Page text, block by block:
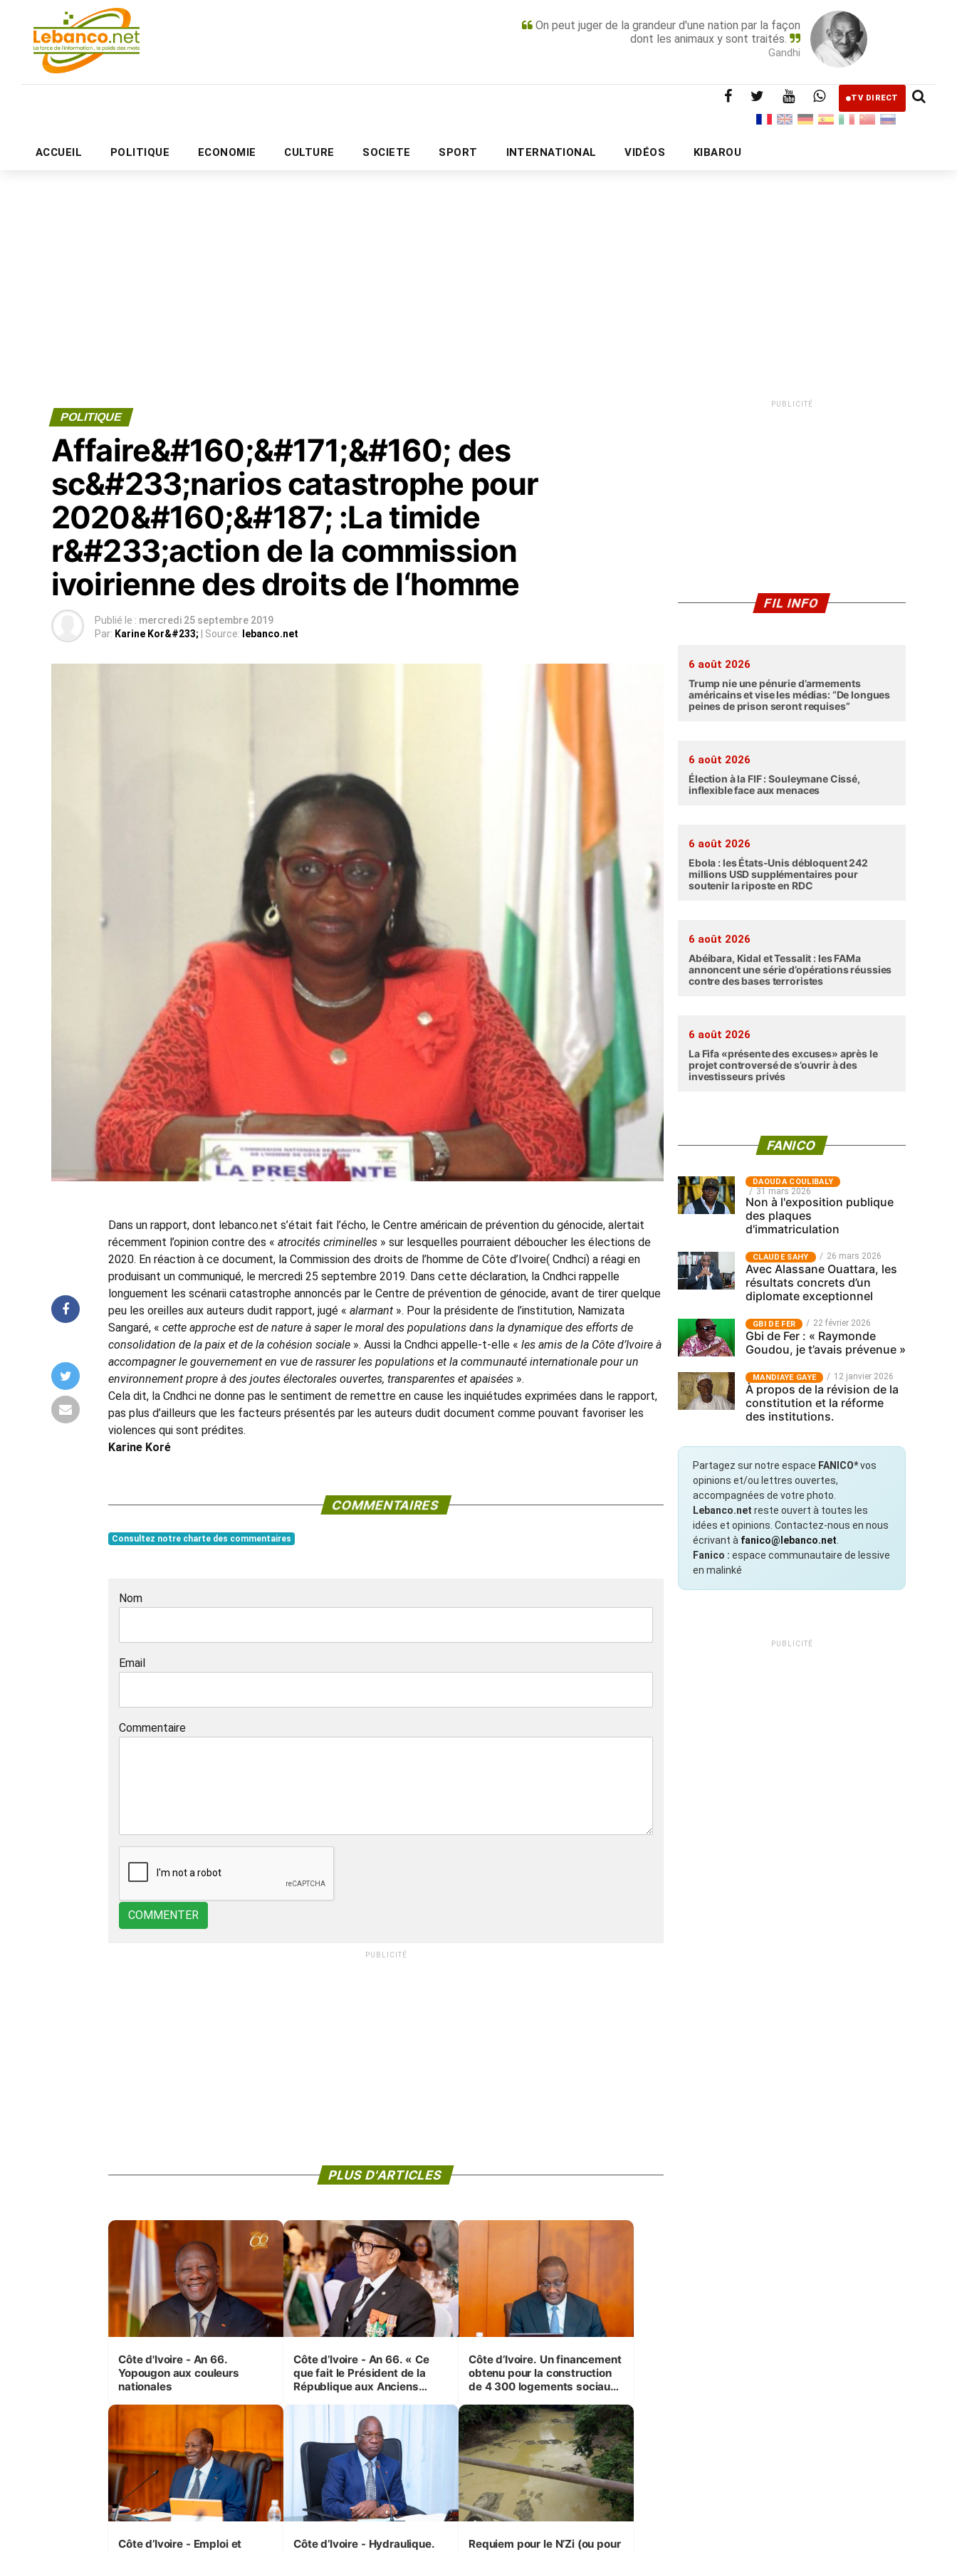
On peut juger de la grandeur d'une nation par la façon
dont les animaux y sont traités.
Gandhi
TV DIRECT
ACCUEIL POLITIQUE ECONOMIE CULTURE SOCIETE SPORT INTERNATIONAL VIDÉOS KIBAROU
PUBLICITÉ
POLITIQUE
Affaire&#160;&#171;&#160; des
sc&#233;narios catastrophe pour
2020&#160;&#187; :La timide
r&#233;action de la commission
ivoirienne des droits de l‘homme
Publié le : mercredi 25 septembre 2019
Par: Karine Kor&#233; | Source: lebanco.net
Dans un rapport, dont lebanco.net s’était fait l’écho, le Centre américain de prévention du génocide, alertait
récemment l’opinion contre des « atrocités criminelles » sur lesquelles pourraient déboucher les élections de
2020. En réaction à ce document, la Commission des droits de l’homme de Côte d’Ivoire( Cndhci) a réagi en
produisant un communiqué, le mercredi 25 septembre 2019. Dans cette déclaration, la Cndhci rappelle
longuement les scénarii catastrophe annoncés par le Centre de prévention de génocide, avant de tirer quelque
peu les oreilles aux auteurs dudit rapport, jugé « alarmant ». Pour la présidente de l’institution, Namizata
Sangaré, « cette approche est de nature à saper le moral des populations dans la dynamique des efforts de
consolidation de la paix et de la cohésion sociale ». Aussi la Cndhci appelle-t-elle « les amis de la Côte d’Ivoire à
accompagner le gouvernement en vue de rassurer les populations et la communauté internationale pour un
environnement propre à des joutes électorales ouvertes, transparentes et apaisées ».
Cela dit, la Cndhci ne donne pas le sentiment de remettre en cause les inquiétudes exprimées dans le rapport,
pas plus d’ailleurs que les facteurs présentés par les auteurs dudit document comme pouvant favoriser les
violences qui sont prédites.
Karine Koré
COMMENTAIRES
Consultez notre charte des commentaires
Nom
Email
Commentaire
COMMENTER
PUBLICITÉ
PLUS D'ARTICLES
Côte d'Ivoire - An 66.
Yopougon aux couleurs
nationales
Côte d’Ivoire - An 66. « Ce
que fait le Président de la
République aux Anciens
(Cne Yassoungo Koné ®)
Côte d’Ivoire. Un financement
obtenu pour la construction
de 4 300 logements sociaux
Bouaké et Yamoussoukro
Côte d’Ivoire - Emploi et
Côte d’Ivoire - Hydraulique.
Requiem pour le N’Zi (ou pour
PUBLICITÉ
FIL INFO
6 août 2026
Trump nie une pénurie d’armements
américains et vise les médias: “De longues
peines de prison seront requises”
6 août 2026
Élection à la FIF : Souleymane Cissé,
inflexible face aux menaces
6 août 2026
Ebola : les États-Unis débloquent 242
millions USD supplémentaires pour
soutenir la riposte en RDC
6 août 2026
Abéibara, Kidal et Tessalit : les FAMa
annoncent une série d’opérations réussies
contre des bases terroristes
6 août 2026
La Fifa «présente des excuses» après le
projet controversé de s’ouvrir à des
investisseurs privés
FANICO
‎DAOUDA COULIBALY
31 mars 2026
Non à l'exposition publique
des plaques
d'immatriculation
CLAUDE SAHY 26 mars 2026
Avec Alassane Ouattara, les
résultats concrets d’un
diplomate exceptionnel
GBI DE FER 22 février 2026
Gbi de Fer : « Raymonde
Goudou, je t’avais prévenue »
MANDIAYE GAYE 12 janvier 2026
À propos de la révision de la
constitution et la réforme
des institutions.
Partagez sur notre espace FANICO*vos
opinions et/ou lettres ouvertes,
accompagnées de votre photo.
Lebanco.net reste ouvert à toutes les
idées et opinions. Contactez-nous en nous
écrivant à fanico@lebanco.net
Fanico : espace communautaire de lessive
en malinké
PUBLICITÉ